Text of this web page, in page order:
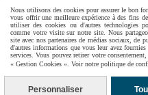
Nous utilisons des cookies pour assurer le bon
vous offrir une meilleure expérience à des fins
utiliser des cookies ou d'autres technologies
comme votre visite sur notre site. Nous
site avec nos partenaires de médias sociaux, de
d'autres informations que vous leur avez
services. Vous pouvez retirer votre
« Gestion Cookies ». Voir notre politique de
Personnaliser